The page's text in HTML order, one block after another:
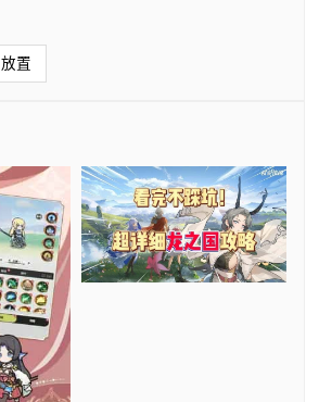
放置